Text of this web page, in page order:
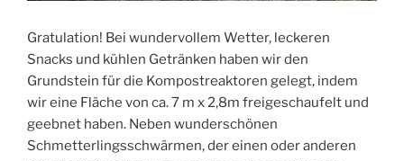
Gratulation! Bei wundervollem Wetter, leckeren
Snacks und kühlen Getränken haben wir den
Grundstein für die Kompostreaktoren gelegt, indem
wir eine Fläche von ca. 7 m x 2,8m freigeschaufelt und
geebnet haben. Neben wunderschönen
Schmetterlingsschwärmen, der einen oder anderen